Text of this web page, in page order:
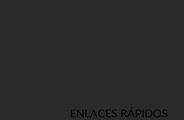
ENLACES RÁPIDOS